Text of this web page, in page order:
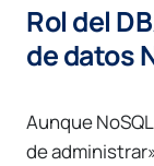
Rol del
de datos
Aunque
de